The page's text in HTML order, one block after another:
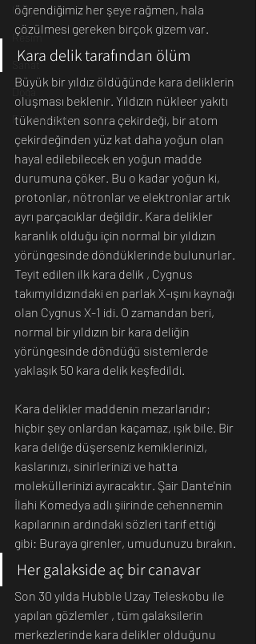
Uzay
Resim
Sanat
Doğa
Fotoğrafçılık
öğrendiğimiz her şeye rağmen, hala
çözülmesi gereken birçok gizem var.
Kara delik tarafından ölüm
Büyük bir yıldız öldüğünde kara deliklerin
oluşması beklenir. Yıldızın nükleer yakıtı
tükendikten sonra çekirdeği, bir atom
çekirdeğinden yüz kat daha yoğun olan
hayal edilebilecek en yoğun madde
durumuna çöker. Bu o kadar yoğun ki,
protonlar, nötronlar ve elektronlar artık
ayrı parçacıklar değildir. Kara delikler
karanlık olduğu için normal bir yıldızın
yörüngesinde döndüklerinde bulunurlar.
Teyit edilen ilk kara delik , Cygnus
takımyıldızındaki en parlak X-ışını kaynağı
olan Cygnus X-1 idi. O zamandan beri,
normal bir yıldızın bir kara deliğin
yörüngesinde döndüğü sistemlerde
yaklaşık 50 kara delik keşfedildi.
Kara delikler maddenin mezarlarıdır;
hiçbir şey onlardan kaçamaz, ışık bile. Bir
kara deliğe düşerseniz kemiklerinizi,
kaslarınızı, sinirlerinizi ve hatta
moleküllerinizi ayıracaktır. Şair Dante'nin
İlahi Komedya adlı şiirinde cehennemin
kapılarının ardındaki sözleri tarif ettiği
gibi: Buraya girenler, umudunuzu bırakın.
Her galakside aç bir canavar
Son 30 yılda Hubble Uzay Teleskobu ile
yapılan gözlemler , tüm galaksilerin
merkezlerinde kara delikler olduğunu